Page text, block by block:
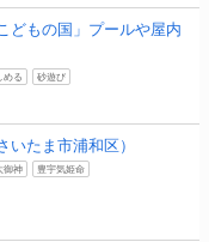
どもの国」プールや屋内
める 砂遊び
いたま市浦和区）
御神 豊宇気姫命